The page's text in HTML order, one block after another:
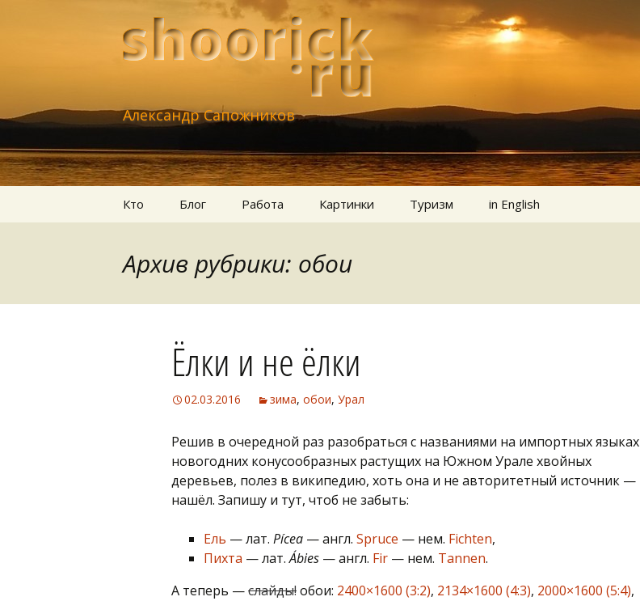
Александр Сапожников
Кто Блог Работа Картинки Туризм in English
Архив рубрики: обои
Ёлки и не ёлки
02.03.2016 зима, обои, Урал
Решив в очередной раз разобраться с названиями на импортных языках
новогодних конусообразных растущих на Южном Урале хвойных
деревьев, полез в википедию, хоть она и не авторитетный источник —
нашёл. Запишу и тут, чтоб не забыть:
Ель — лат. Pícea — англ. Spruce — нем. Fichten,
Пихта — лат.Ábies — англ. Fir — нем. Tannen.
А теперь —слайды!обои: 2400×1600 (3:2), 2134×1600 (4:3), 2000×1600 (5:4),